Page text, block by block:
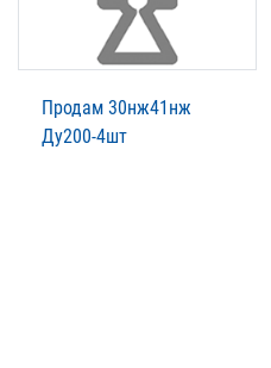
Продам 30нж41нж
Ду200-4шт